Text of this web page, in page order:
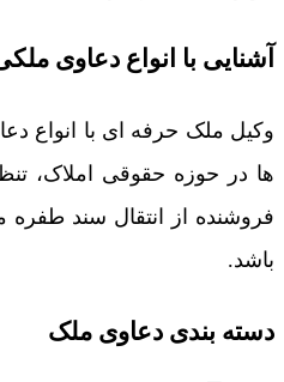
آشنایی با انواع دعاوی
وکیل ملک حرفه ای با انواع
ها در حوزه حقوقی املاک،
فروشنده از انتقال سند
باشد.
دسته بندی دعاوی ملک